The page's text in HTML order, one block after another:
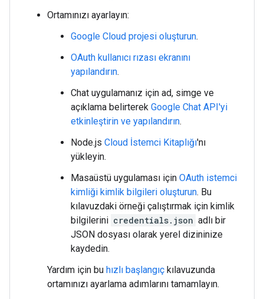
Ortamınızı ayarlayın:
Google Cloud projesi oluşturun.
OAuth kullanıcı rızası ekranını
yapılandırın.
Chat uygulamanız için ad, simge ve
açıklama belirterek Google Chat API'yi
etkinleştirin ve yapılandırın.
Node.js Cloud İstemci Kitaplığı'nı
yükleyin.
Masaüstü uygulaması için OAuth istemci
kimliği kimlik bilgileri oluşturun. Bu
kılavuzdaki örneği çalıştırmak için kimlik
bilgilerini credentials.json adlı bir
JSON dosyası olarak yerel dizininize
kaydedin.
Yardım için bu hızlı başlangıç kılavuzunda
ortamınızı ayarlama adımlarını tamamlayın.